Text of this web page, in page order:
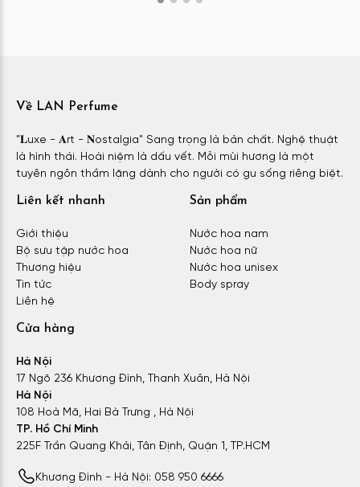
Về LAN Perfume
"𝐋uxe - 𝐀rt - 𝐍ostalgia" Sang trọng là bản chất. Nghệ thuật
là hình thái. Hoài niệm là dấu vết. Mỗi mùi hương là một
tuyên ngôn thầm lặng dành cho người có gu sống riêng biệt.
Liên kết nhanh
Giới thiệu
Bộ sưu tập nước hoa
Thương hiệu
Tin tức
Liên hệ
Sản phẩm
Nước hoa nam
Nước hoa nữ
Nước hoa unisex
Body spray
Cửa hàng
Hà Nội
17 Ngõ 236 Khương Đình, Thanh Xuân, Hà Nội
Hà Nội
108 Hoà Mã, Hai Bà Trưng , Hà Nội
TP. Hồ Chí Minh
225F Trần Quang Khải, Tân Định, Quận 1, TP.HCM
Khương Đình - Hà Nội: 058 950 6666